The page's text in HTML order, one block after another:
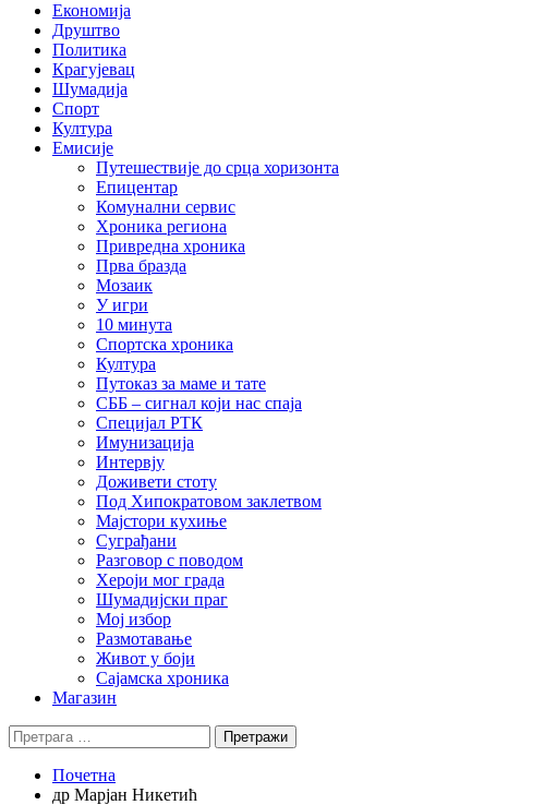
Економија
Друштво
Политика
Крагујевац
Шумадија
Спорт
Култура
Емисије
Путешествије до срца хоризонта
Епицентар
Комунални сервис
Хроника региона
Привредна хроника
Прва бразда
Мозаик
У игри
10 минута
Спортска хроника
Култура
Путоказ за маме и тате
СББ – сигнал који нас спаја
Специјал РТК
Имунизација
Интервју
Доживети стоту
Под Хипократовом заклетвом
Мајстори кухиње
Суграђани
Разговор с поводом
Хероји мог града
Шумадијски праг
Мој избор
Размотавање
Живот у боји
Сајамска хроника
Магазин
Претрага
за:
Почетна
др Марјан Никетић